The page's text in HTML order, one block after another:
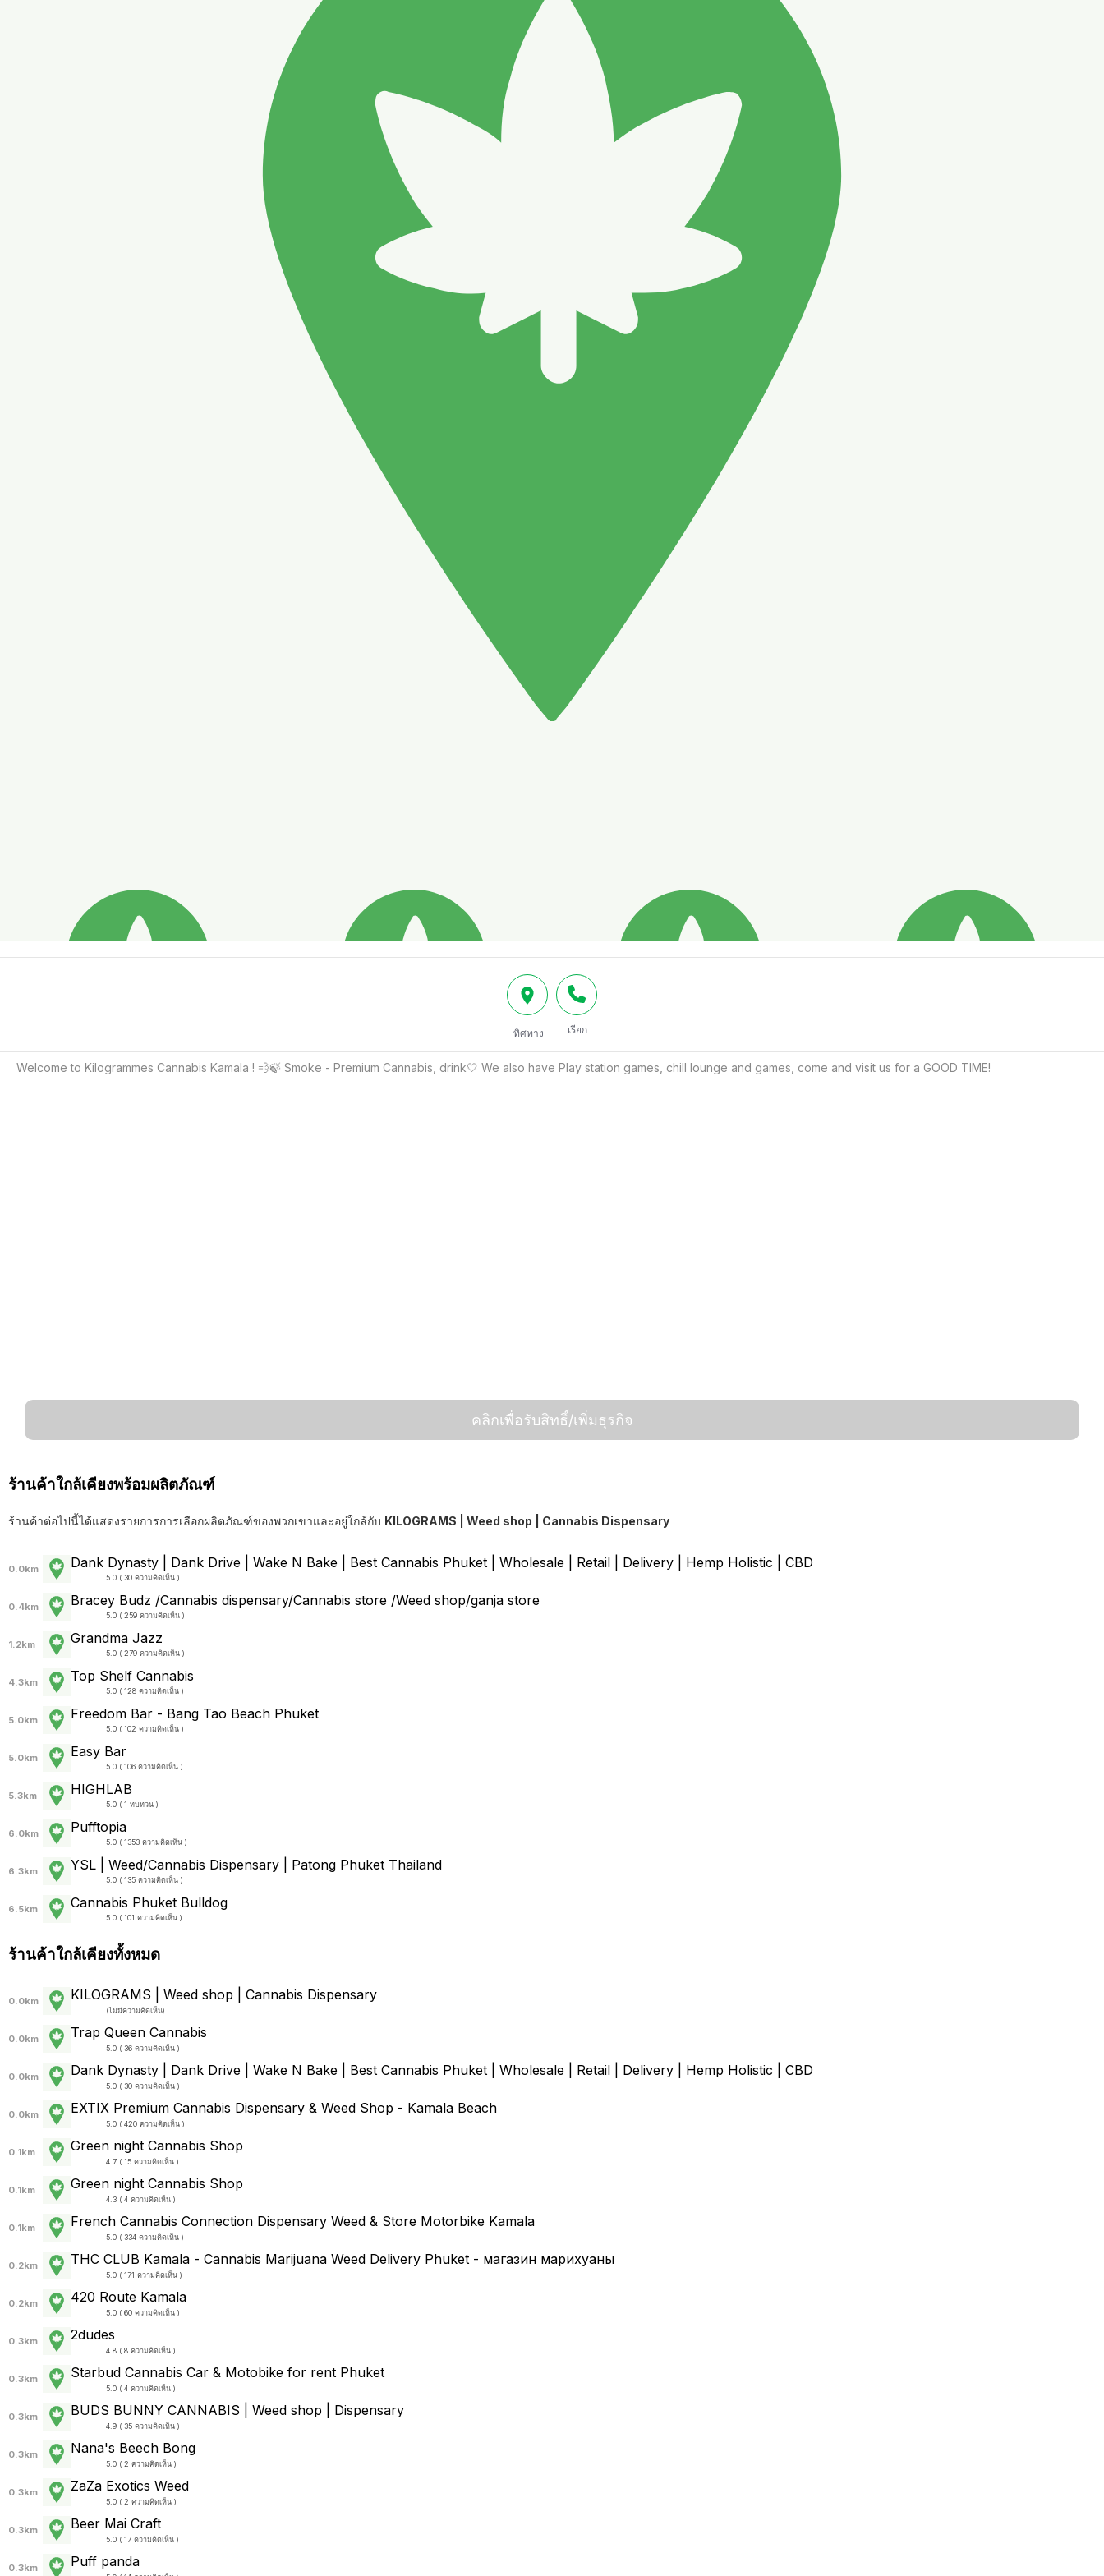
ทิศทาง เรียก
Welcome to Kilogrammes Cannabis Kamala ! 💨🍃 Smoke - Premium Cannabis, drink🤍 We also have Play station games, chill lounge and games, come and visit us for a GOOD TIME!
คลิกเพื่อรับสิทธิ์/เพิ่มธุรกิจ
ร้านค้าใกล้เคียงพร้อมผลิตภัณฑ์
ร้านค้าต่อไปนี้ได้แสดงรายการการเลือกผลิตภัณฑ์ของพวกเขาและอยู่ใกล้กับ KILOGRAMS | Weed shop | Cannabis Dispensary
0.0km Dank Dynasty | Dank Drive | Wake N Bake | Best Cannabis Phuket | Wholesale | Retail | Delivery | Hemp Holistic | CBD
5.0 ( 30 ความคิดเห็น )
0.4km Bracey Budz /Cannabis dispensary/Cannabis store /Weed shop/ganja store
5.0 ( 259 ความคิดเห็น )
1.2km Grandma Jazz
5.0 ( 279 ความคิดเห็น )
4.3km Top Shelf Cannabis
5.0 ( 128 ความคิดเห็น )
5.0km Freedom Bar - Bang Tao Beach Phuket
5.0 ( 102 ความคิดเห็น )
5.0km Easy Bar
5.0 ( 106 ความคิดเห็น )
5.3km HIGHLAB
5.0 ( 1 ทบทวน )
6.0km Pufftopia
5.0 ( 1353 ความคิดเห็น )
6.3km YSL | Weed/Cannabis Dispensary | Patong Phuket Thailand
5.0 ( 135 ความคิดเห็น )
6.5km Cannabis Phuket Bulldog
5.0 ( 101 ความคิดเห็น )
ร้านค้าใกล้เคียงทั้งหมด
0.0km KILOGRAMS | Weed shop | Cannabis Dispensary
(ไม่มีความคิดเห็น)
0.0km Trap Queen Cannabis
5.0 ( 36 ความคิดเห็น )
0.0km Dank Dynasty | Dank Drive | Wake N Bake | Best Cannabis Phuket | Wholesale | Retail | Delivery | Hemp Holistic | CBD
5.0 ( 30 ความคิดเห็น )
0.0km EXTIX Premium Cannabis Dispensary & Weed Shop - Kamala Beach
5.0 ( 420 ความคิดเห็น )
0.1km Green night Cannabis Shop
4.7 ( 15 ความคิดเห็น )
0.1km Green night Cannabis Shop
4.3 ( 4 ความคิดเห็น )
0.1km French Cannabis Connection Dispensary Weed & Store Motorbike Kamala
5.0 ( 334 ความคิดเห็น )
0.2km THC CLUB Kamala - Cannabis Marijuana Weed Delivery Phuket - магазин марихуаны
5.0 ( 171 ความคิดเห็น )
0.2km 420 Route Kamala
5.0 ( 60 ความคิดเห็น )
0.3km 2dudes
4.8 ( 8 ความคิดเห็น )
0.3km Starbud Cannabis Car & Motobike for rent Phuket
5.0 ( 4 ความคิดเห็น )
0.3km BUDS BUNNY CANNABIS | Weed shop | Dispensary
4.9 ( 35 ความคิดเห็น )
0.3km Nana's Beech Bong
5.0 ( 2 ความคิดเห็น )
0.3km ZaZa Exotics Weed
5.0 ( 2 ความคิดเห็น )
0.3km Beer Mai Craft
5.0 ( 17 ความคิดเห็น )
0.3km Puff panda